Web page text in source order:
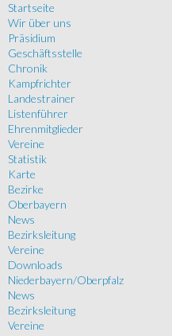
Startseite
Wir über uns
Präsidium
Geschäftsstelle
Chronik
Kampfrichter
Landestrainer
Listenführer
Ehrenmitglieder
Vereine
Statistik
Karte
Bezirke
Oberbayern
News
Bezirksleitung
Vereine
Downloads
Niederbayern/Oberpfalz
News
Bezirksleitung
Vereine